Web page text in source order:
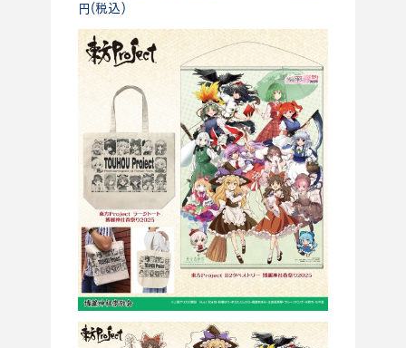
円(税込)